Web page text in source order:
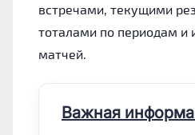
встречами, текущими
тоталами по периодам и
матчей.
Важная